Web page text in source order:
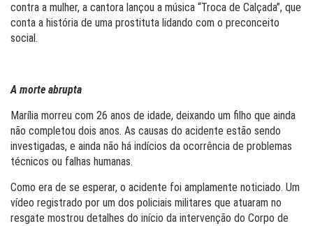
contra a mulher, a cantora lançou a música “Troca de Calçada”, que
conta a história de uma prostituta lidando com o preconceito
social.
A morte abrupta
Marília morreu com 26 anos de idade, deixando um filho que ainda
não completou dois anos. As causas do acidente estão sendo
investigadas, e ainda não há indícios da ocorrência de problemas
técnicos ou falhas humanas.
Como era de se esperar, o acidente foi amplamente noticiado. Um
vídeo registrado por um dos policiais militares que atuaram no
resgate mostrou detalhes do início da intervenção do Corpo de